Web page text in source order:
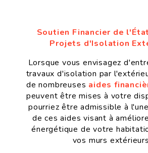
Soutien Financier de
Projets d'Isolation
Lorsque vous envisagez
travaux d'isolation par
de nombreuses aides
peuvent être mises à votre
pourriez être admissible à
de ces aides visant à
énergétique de votre
vos murs